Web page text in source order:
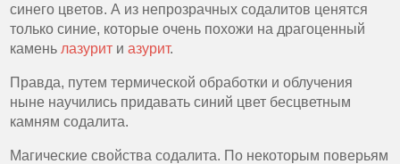
синего цветов. А из непрозрачных содалитов ценятся
только синие, которые очень похожи на драгоценный
камень лазурит иазурит.
Правда, путем термической обработки и облучения
ныне научились придавать синий цвет бесцветным
камням содалита.
Магические свойства содалита. По некоторым поверьям